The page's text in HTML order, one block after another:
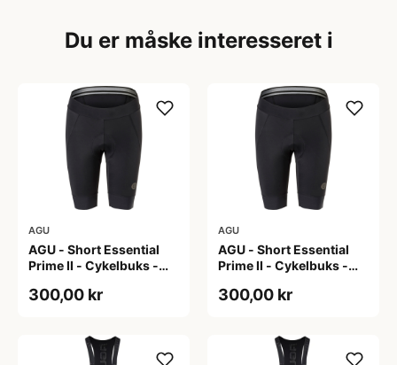
Du er måske interesseret i
AGU
AGU - Short Essential
Prime II - Cykelbuks -
300,00 kr
AGU
AGU - Short Essential
Prime II - Cykelbuks -
300,00 kr